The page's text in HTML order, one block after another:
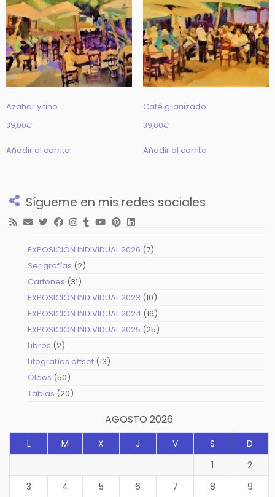
Azahar y fino
39,00€
Añadir al carrito
Café granizado
39,00€
Añadir al carrito
Sígueme en mis redes sociales
EXPOSICIÓN INDIVIDUAL 2026 77
Serigrafías 22
Cartones 3131
productos
EXPOSICIÓN INDIVIDUAL 2023 1010
productos
EXPOSICIÓN INDIVIDUAL 2024 1616
productos
EXPOSICIÓN INDIVIDUAL 2025 2525
Libros 22
productos
Litografías offset 1313
Óleos 5050
productos
Tablas 2020
AGOSTO 2026
L M X J V S
D
1
2
3
4 5 6 7 8
9